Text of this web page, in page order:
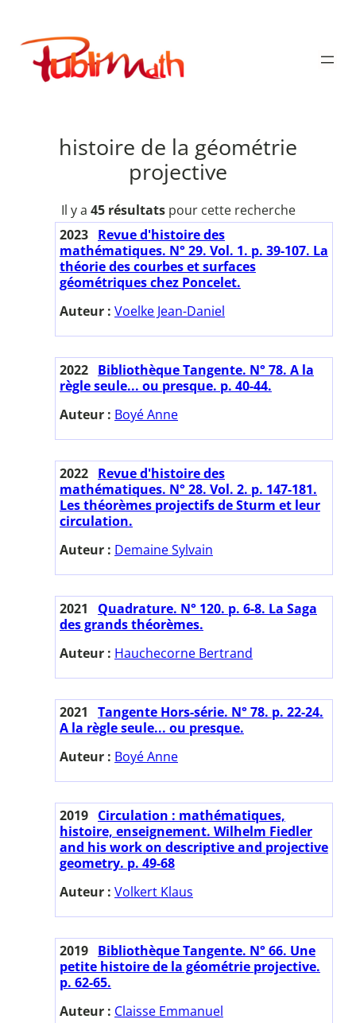
contenu
Publimath
histoire de la géométrie
projective
Il y a 45 résultatspour cette recherche
2023 Revue d'histoire des
mathématiques. N° 29. Vol. 1. p. 39-107. La
théorie des courbes et surfaces
géométriques chez Poncelet.
Auteur : Voelke Jean-Daniel
2022 Bibliothèque Tangente. N° 78. A la
règle seule... ou presque. p. 40-44.
Auteur : Boyé Anne
2022 Revue d'histoire des
mathématiques. N° 28. Vol. 2. p. 147-181.
Les théorèmes projectifs de Sturm et leur
circulation.
Auteur : Demaine Sylvain
2021
Quadrature. N° 120. p. 6-8. La Saga
des grands théorèmes.
Auteur : Hauchecorne Bertrand
2021
Tangente Hors-série. N° 78. p. 22-24.
A la règle seule... ou presque.
Auteur : Boyé Anne
2019 Circulation : mathématiques,
histoire, enseignement. Wilhelm Fiedler
and his work on descriptive and projective
geometry. p. 49-68
Auteur : Volkert Klaus
2019 Bibliothèque Tangente. N° 66. Une
petite histoire de la géométrie projective.
p. 62-65.
Auteur : Claisse Emmanuel